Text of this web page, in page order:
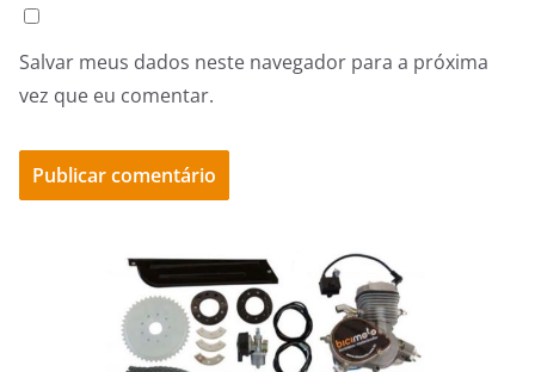
Salvar meus dados neste navegador para a próxima
vez que eu comentar.